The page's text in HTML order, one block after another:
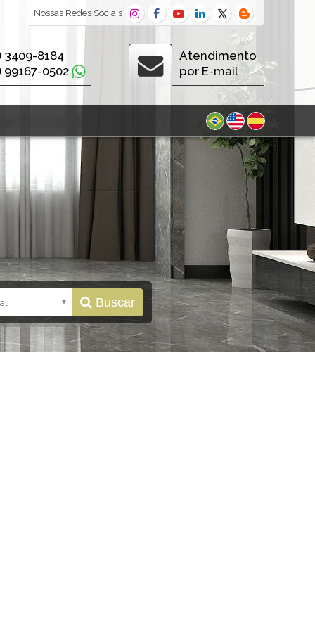
3409-8184
99167-0502
Atendimento
por E-mail
Nossas Redes Sociais
Buscar